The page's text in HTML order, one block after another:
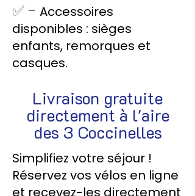
✅ - Accessoires
disponibles : sièges
enfants, remorques et
casques.
Livraison gratuite
directement à l'aire
des 3 Coccinelles
Simplifiez votre séjour !
Réservez vos vélos en ligne
et recevez-les directement